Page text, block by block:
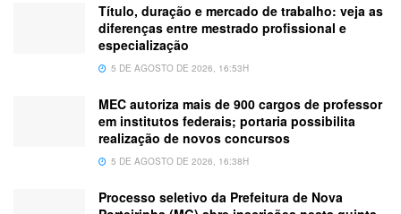
Título, duração e mercado de trabalho: veja as
diferenças entre mestrado profissional e
especialização
5 DE AGOSTO DE 2026, 16:53H
MEC autoriza mais de 900 cargos de professor
em institutos federais; portaria possibilita
realização de novos concursos
5 DE AGOSTO DE 2026, 16:38H
Processo seletivo da Prefeitura de Nova